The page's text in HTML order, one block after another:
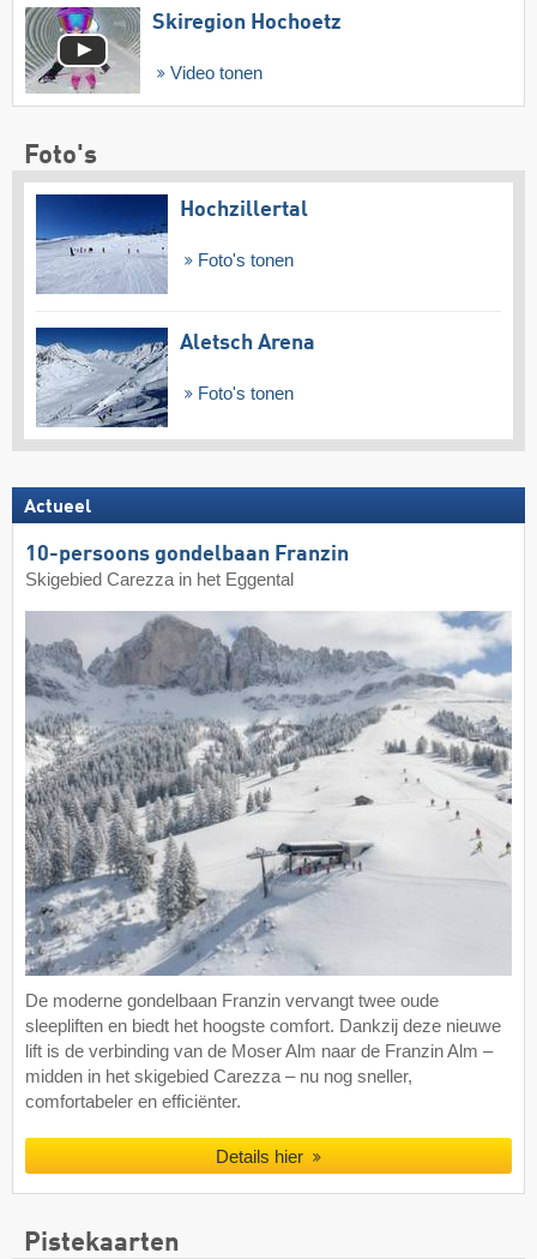
Skiregion Hochoetz
Video tonen
Foto's
Hochzillertal
Foto's tonen
Aletsch Arena
Foto's tonen
Actueel
10-persoons gondelbaan Franzin
Skigebied Carezza in het Eggental
De moderne gondelbaan Franzin vervangt twee oude
sleepliften en biedt het hoogste comfort. Dankzij deze nieuwe
lift is de verbinding van de Moser Alm naar de Franzin Alm –
midden in het skigebied Carezza – nu nog sneller,
comfortabeler en efficiënter.
Details hier
Pistekaarten